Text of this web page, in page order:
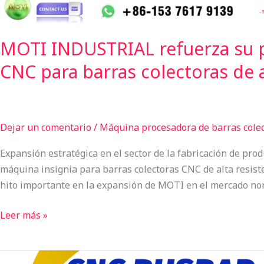
MOTI INDUSTRIAL refuerza
CNC para barras colectoras
Dejar un comentario/ Máquina procesadora de barras
Expansión estratégica en el sector de la fabricación de
máquina insignia para barras colectoras CNC de alta
hito importante en la expansión de MOTI en el mercado
alta
resistencia
MOTI-
80-
3NC
Leer más »